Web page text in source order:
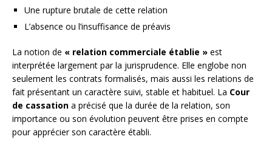
Une rupture brutale de cette relation
L’absence ou l’insuffisance de préavis
La notion de « relation commerciale établie » est
interprétée largement par la jurisprudence. Elle englobe non
seulement les contrats formalisés, mais aussi les relations de
fait présentant un caractère suivi, stable et habituel. La Cour
de cassation a précisé que la durée de la relation, son
importance ou son évolution peuvent être prises en compte
pour apprécier son caractère établi.